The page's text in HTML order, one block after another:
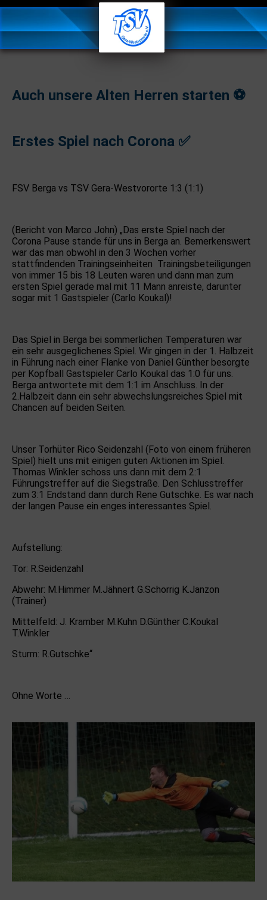
Auch unsere Alten Herren starten ⚽️
Erstes Spiel nach Corona ✅
FSV Berga vs TSV Gera-Westvororte 1:3 (1:1)
(Bericht von Marco John) „Das erste Spiel nach der
Corona Pause stande für uns in Berga an. Bemerkenswert
war das man obwohl in den 3 Wochen vorher
stattfindenden Trainingseinheiten Trainingsbeteiligungen
von immer 15 bis 18 Leuten waren und dann man zum
ersten Spiel gerade mal mit 11 Mann anreiste, darunter
sogar mit 1 Gastspieler (Carlo Koukal)!
Das Spiel in Berga bei sommerlichen Temperaturen war
ein sehr ausgeglichenes Spiel. Wir gingen in der 1. Halbzeit
in Führung nach einer Flanke von Daniel Günther besorgte
per Kopfball Gastspieler Carlo Koukal das 1:0 für uns.
Berga antwortete mit dem 1:1 im Anschluss. In der
2.Halbzeit dann ein sehr abwechslungsreiches Spiel mit
Chancen auf beiden Seiten.
Unser Torhüter Rico Seidenzahl (Foto von einem früheren
Spiel) hielt uns mit einigen guten Aktionen im Spiel.
Thomas Winkler schoss uns dann mit dem 2:1
Führungstreffer auf die Siegstraße. Den Schlusstreffer
zum 3:1 Endstand dann durch Rene Gutschke. Es war nach
der langen Pause ein enges interessantes Spiel.
Aufstellung:
Tor: R.Seidenzahl
Abwehr: M.Himmer M.Jähnert G.Schorrig K.Janzon
(Trainer)
Mittelfeld: J. Kramber M.Kuhn D.Günther C.Koukal
T.Winkler
Sturm: R.Gutschke“
Ohne Worte …